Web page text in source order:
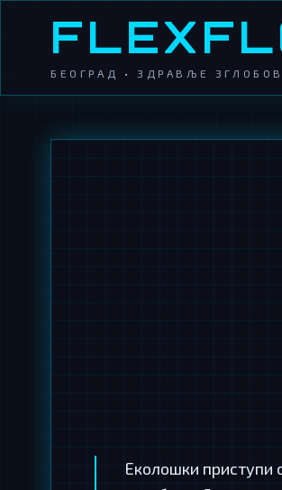
БЕОГРАД • ЗДРАВЉЕ
Еколошки приступи